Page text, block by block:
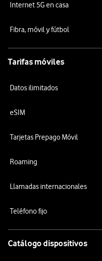
Internet 5G en casa
Fibra, móvil y fútbol
Tarifas móviles
Datos ilimitados
eSIM
Tarjetas Prepago Móvil
Roaming
Llamadas internacionales
Teléfono fijo
Catálogo dispositivos